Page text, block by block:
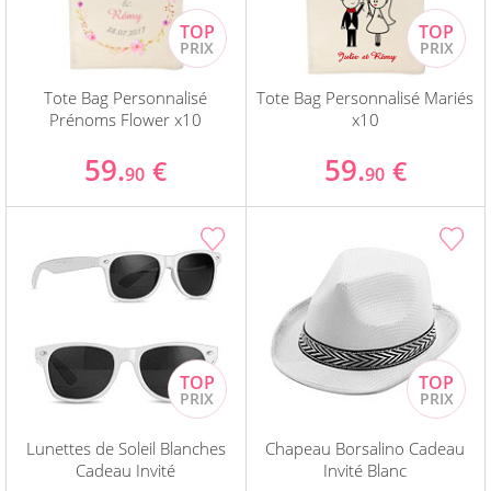
Tote Bag Personnalisé
Prénoms Flower x10
59.90 €
Tote Bag Personnalisé Mariés
x10
59.90 €
Lunettes de Soleil Blanches
Cadeau Invité
Chapeau Borsalino Cadeau
Invité Blanc